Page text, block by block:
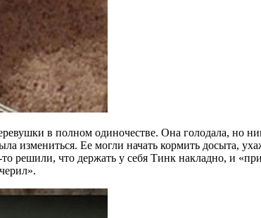
в полном одиночестве. Она голодала, но
измениться. Ее могли начать кормить досыта,
решили, что держать у себя Тинк накладно, и